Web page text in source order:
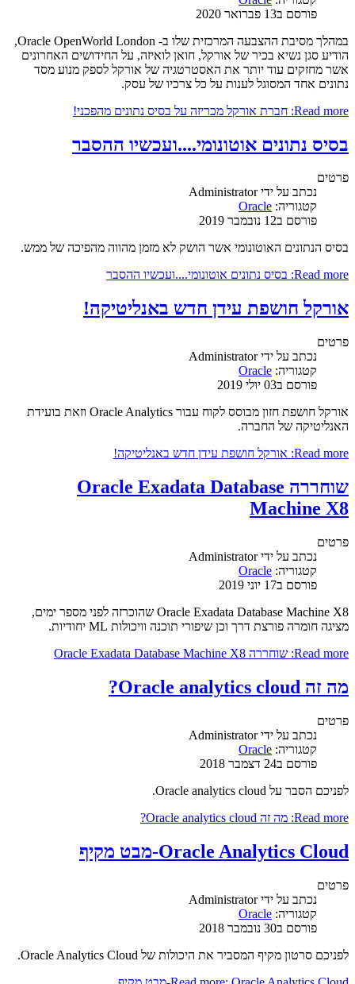
פורסם ב13 פברואר 2020
במהלך מסיבת ההצבעה המרכזית שלו ב- Oracle OpenWorld London,
הודיע ​​סגן נשיא בכיר של אורקל, חואן לואיזה, על החידושים האחרונים
אשר מחזקים עוד יותר את האסטרטגיה של אורקל לספק מנוע מסד
נתונים אחד המסוגל לענות על כל צרכיו של עסק.
Read more: חברת אורקל מכריזה על בסיס נתונים מהפכני!
בסיס נתונים אוטונומי....ועכשיו ההסבר
פרטים
נכתב על ידיAdministrator
קטגוריה: Oracle
פורסם ב12 נובמבר 2019
בסיס הנתונים האוטונומי אשר הושק לא מזמן מהווה מהפיכה של ממש.
Read more: בסיס נתונים אוטונומי....ועכשיו ההסבר
אורקל חושפת עידן חדש באנליטיקה!
פרטים
נכתב על ידיAdministrator
קטגוריה: Oracle
פורסם ב03 יולי 2019
אורקל חושפת חזון מבוסס לקוח עבור Oracle Analytics וזאת בועידת
האנליטיקה של החברה.
Read more: אורקל חושפת עידן חדש באנליטיקה!
שוחררה Oracle Exadata Database
Machine X8
פרטים
נכתב על ידיAdministrator
קטגוריה: Oracle
פורסם ב17 יוני 2019
Oracle Exadata Database Machine X8 שהוכרזה לפני מספר ימים,
מציגה חומרה פורצת דרך וכן שיפורי תוכנה וויכולות ML יחודיות.
Read more: שוחררה Oracle Exadata Database Machine X8
מה זה Oracle analytics cloud?
פרטים
נכתב על ידיAdministrator
קטגוריה: Oracle
פורסם ב24 דצמבר 2018
לפניכם הסבר על Oracle analytics cloud.
Read more: מה זה Oracle analytics cloud?
Oracle Analytics Cloud-מבט מקיף
פרטים
נכתב על ידיAdministrator
קטגוריה: Oracle
פורסם ב30 נובמבר 2018
לפניכם סרטון מקיף המסביר את היכולות של Oracle Analytics Cloud.